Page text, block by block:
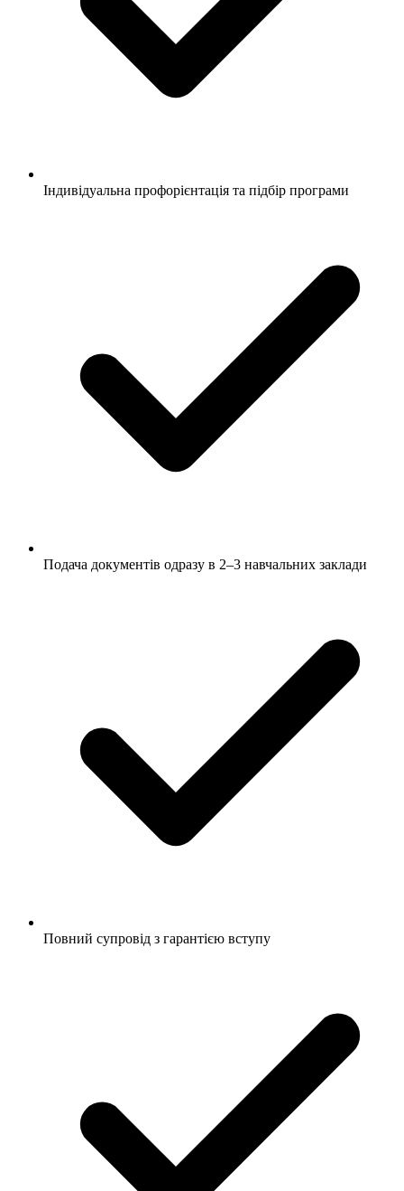
Індивідуальна профорієнтація та підбір програми
Подача документів одразу в 2–3 навчальних заклади
Повний супровід з гарантією вступу